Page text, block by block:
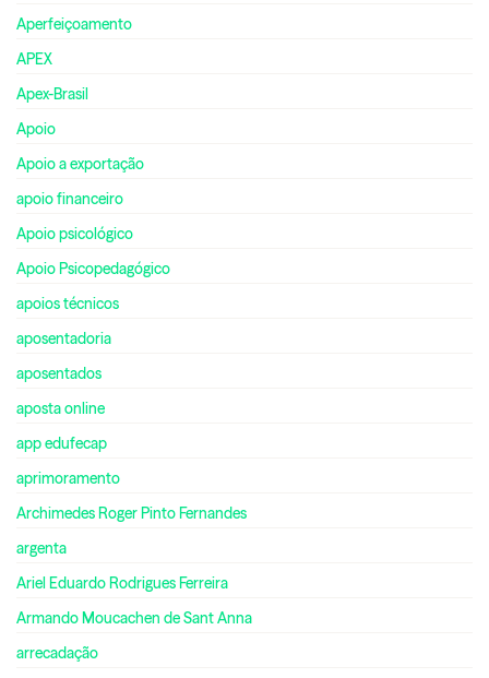
Aperfeiçoamento
APEX
Apex-Brasil
Apoio
Apoio a exportação
apoio financeiro
Apoio psicológico
Apoio Psicopedagógico
apoios técnicos
aposentadoria
aposentados
aposta online
app edufecap
aprimoramento
Archimedes Roger Pinto Fernandes
argenta
Ariel Eduardo Rodrigues Ferreira
Armando Moucachen de Sant Anna
arrecadação